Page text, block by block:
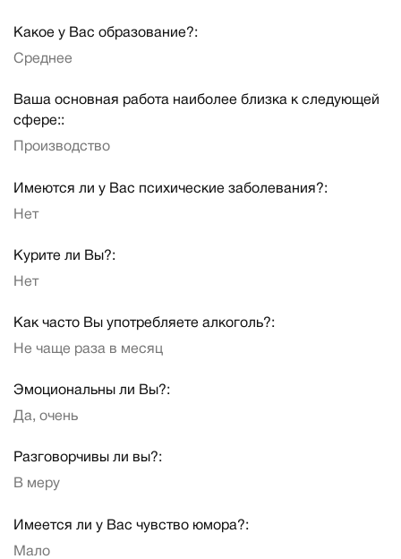
Какое у Вас образование?:
Среднее
Ваша основная работа наиболее близка к следующей
сфере::
Производство
Имеются ли у Вас психические заболевания?:
Нет
Курите ли Вы?:
Нет
Как часто Вы употребляете алкоголь?:
Не чаще раза в месяц
Эмоциональны ли Вы?:
Да, очень
Разговорчивы ли вы?:
В меру
Имеется ли у Вас чувство юмора?:
Мало